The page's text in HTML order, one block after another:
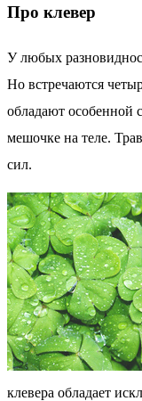
Про клевер
У любых
Но встречаются
обладают особенной
мешочке на теле.
сил.
клевера обладает